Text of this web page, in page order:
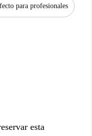
para profesionales
esta